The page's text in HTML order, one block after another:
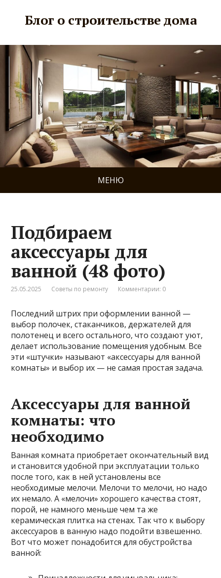
Блог о строительстве дома
МЕНЮ
Подбираем
аксессуары для
ванной (48 фото)
25.05.2025 Советы по ремонту Комментарии: 0
Последний штрих при оформлении ванной —
выбор полочек, стаканчиков, держателей для
полотенец и всего остального, что создают уют,
делает использование помещения удобным. Все
эти «штучки» называют «аксессуары для ванной
комнаты» и выбор их — не самая простая задача.
Аксессуары для ванной
комнаты: что
необходимо
Ванная комната приобретает окончательный вид
и становится удобной при эксплуатации только
после того, как в ней установлены все
необходимые мелочи. Мелочи то мелочи, но надо
их немало. А «мелочи» хорошего качества стоят,
порой, не намного меньше чем та же
керамическая плитка на стенах. Так что к выбору
аксессуаров в ванную надо подойти взвешенно.
Вот что может понадобится для обустройства
ванной: